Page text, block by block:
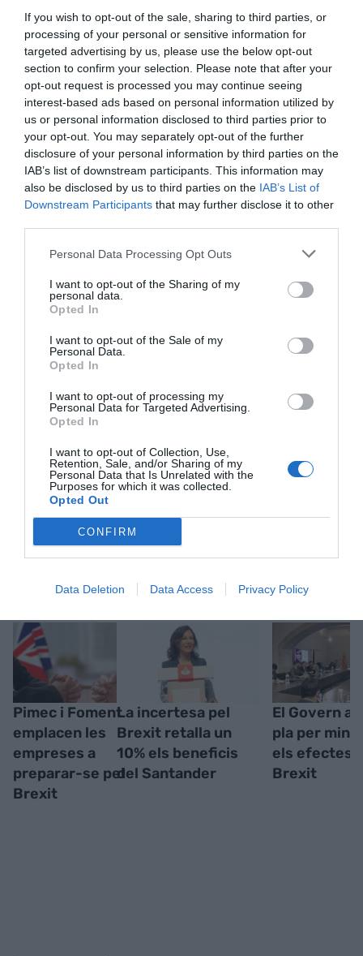
If you wish to opt-out of the sale, sharing to third parties, or
processing of your personal or sensitive information for
targeted advertising by us, please use the below opt-out
section to confirm your selection. Please note that after your
opt-out request is processed you may continue seeing
interest-based ads based on personal information utilized by
us or personal information disclosed to third parties prior to
your opt-out. You may separately opt-out of the further
disclosure of your personal information by third parties on the
IAB’s list of downstream participants. This information may
also be disclosed by us to third parties on the IAB’s List of
Downstream Participants that may further disclose it to other
Personal Data Processing Opt Outs
I want to opt-out of the Sharing of my
personal data.
Opted In
I want to opt-out of the Sale of my
Personal Data.
Opted In
I want to opt-out of processing my
Personal Data for Targeted Advertising.
Opted In
I want to opt-out of Collection, Use,
Retention, Sale, and/or Sharing of my
Personal Data that Is Unrelated with the
Purposes for which it was collected.
Opted Out
CONFIRM
Data Deletion Data Access Privacy Policy
hem de tenir en compte: des de possibles canvis a
nivell fiscal i duaner, a qüestions logístiques o
d’organització del personal local”. Rossinés té clar
que “ens hem de preparar perquè el nostre
producte segueixi essent competitiu en aquest
nou escenari”.
Per a Òscar Martí, “la voluntat d’ACCIÓ és
acompanyar les empreses catalanes per ajudar-
les a ser més competitives. Per això hem obert la
Finestreta Brexit, perquè puguin seguir operant al
Google de forma gratuïta
Estigues informat amb les últimes notícies d'actualitat
ACTIVAR ARA
RELACIONADES
Pimec i Foment
emplacen les
empreses a
preparar-se pel
Brexit
La incertesa pel
Brexit retalla un
10% els beneficis
del Santander
El Govern
pla per
els efectes
Brexit